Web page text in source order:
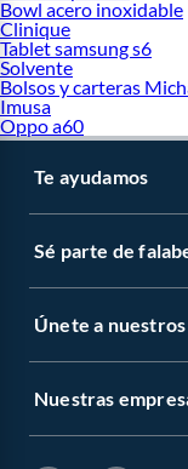
Bowl acero inoxidable
Clinique
Tablet samsung s6
Solvente
Bolsos y carteras
Imusa
Oppo a60
Te ayudamos
Sé parte de
Únete a
Nuestras